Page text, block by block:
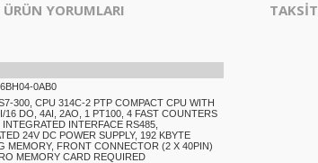
ÜRÜN YORUMLARI
0AB0
300, CPU 314C-2 PTP COMPACT CPU WITH
16 DO, 4AI, 2AO, 1 PT100, 4 FAST COUNTERS
INTERFACE RS485,
24V DC POWER SUPPLY, 192 KBYTE
MEMORY, FRONT CONNECTOR (2 X 40PIN)
MEMORY CARD REQUIRED